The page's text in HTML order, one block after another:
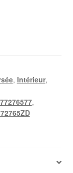
, Intérieur,
,